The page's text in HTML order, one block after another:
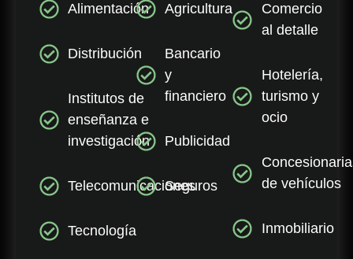
Alimentación
Distribución
Institutos de
enseñanza e
investigación
Telecomunicaciones
Tecnología
Agricultura
Bancario
y
financiero
Publicidad
Seguros
Comercio
al detalle
Hotelería,
turismo y
ocio
de vehículos
Inmobiliario